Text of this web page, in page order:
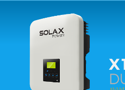
Solax FAQ
Lugar para intercambiar dudas sobre inversores